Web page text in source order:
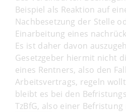
Beispiel als Reaktion auf
Nachbesetzung der Stelle
Einarbeitung eines
Es ist daher davon
Gesetzgeber hiermit nicht
eines Rentners, also den
Arbeitsvertrags, regeln
bleibt es bei den
TzBfG, also einer